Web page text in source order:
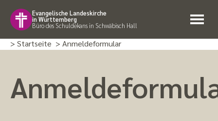
Evangelische Landeskirche
in Württemberg
Büro des Schuldekans in Schwäbisch Hall
> Startseite > Anmeldeformular